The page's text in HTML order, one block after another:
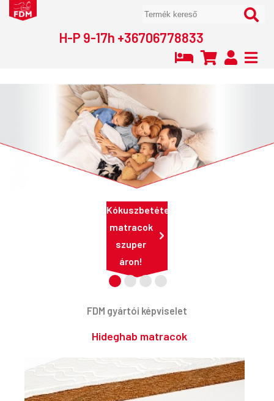
H-P 9-17h +36706778833
Kókuszbetétes
matracok
szuper
áron!
FDM gyártói képviselet
Hideghab matracok